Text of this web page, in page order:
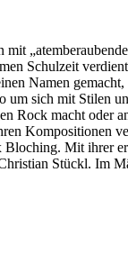
Schulzeit
Namen
um sich mit Stilen
Rock macht oder
Kompositionen
Mit ihrer
Stückl. Im